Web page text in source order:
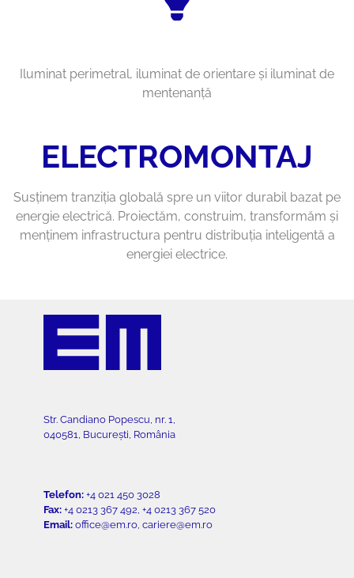
Iluminat perimetral, iluminat de orientare şi iluminat de
mentenanţă
ELECTROMONTAJ
Susținem tranziția globală spre un viitor durabil bazat pe
energie electrică. Proiectăm, construim, transformăm şi
menţinem infrastructura pentru distribuţia inteligentă a
energiei electrice.
Str. Candiano Popescu, nr. 1,
040581, București, România
Telefon:+4 021 450 3028
Fax:+4 0213 367 492, +4 0213 367 520
Email:office@em.ro, cariere@em.ro